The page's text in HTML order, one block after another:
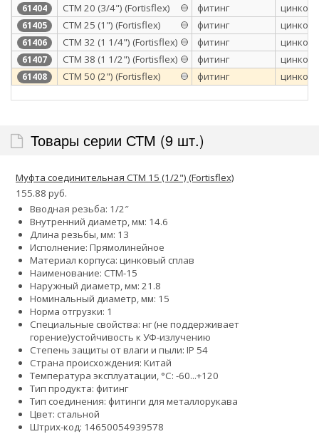
61404 СТМ 20 (3/4") (Fortisflex) фитинг
61405 СТМ 25 (1") (Fortisflex) фитинг
61406 СТМ 32 (1 1/4") (Fortisflex) фитинг
61407 СТМ 38 (1 1/2") (Fortisflex) фитинг
61408 СТМ 50 (2") (Fortisflex) фитинг
Товары серии СТМ (9 шт.)
Муфта соединительная СТМ 15 (1/2") (Fortisflex)
155.88 руб.
Вводная резьба: 1/2″
Внутренний диаметр, мм: 14.6
Длина резьбы, мм: 13
Исполнение: Прямолинейное
Материал корпуса: цинковый сплав
Наименование: СТМ-15
Наружный диаметр, мм: 21.8
Номинальный диаметр, мм: 15
Норма отгрузки: 1
Специальные свойства: нг (не поддерживает
горение)устойчивость к УФ-излучению
Степень защиты от влаги и пыли: IP 54
Страна происхождения: Китай
Температура эксплуатации, °С: -60...+120
Тип продукта: фитинг
Тип соединения: фитинги для металлорукава
Цвет: стальной
Штрих-код: 14650054939578